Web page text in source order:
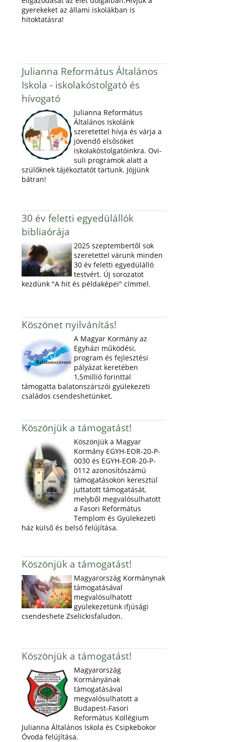
gyerekeket az állami iskolákban is
hitoktatásra!
Julianna Református Általános
Iskola - iskolakóstolgató és
hívogató
Julianna Református
Általános Iskolánk
szeretettel hívja és várja a
jövendő elsősöket
iskolakóstolgatóinkra. Ovi-
suli programok alatt a
szülőknek tájékoztatót tartunk. Jöjjünk
bátran!
30 év feletti egyedülállók
bibliaórája
2025 szeptembertől sok
szeretettel várunk minden
30 év feletti egyedülálló
testvért. Új sorozatot
kezdünk "A hit és példaképei" címmel.
Köszönet nyilvánítás!
A Magyar Kormány az
Egyházi működési,
program és fejlesztési
pályázat keretében
1,5millió forinttal
támogatta balatonszárszói gyülekezeti
családos csendeshetünket.
Köszönjük a támogatást!
Köszönjük a Magyar
Kormány EGYH-EOR-20-P-
0030 és EGYH-EOR-20-P-
0112 azonosítószámú
támogatásokon keresztül
juttatott támogatását,
melyből megvalósulhatott
a Fasori Református
Templom és Gyülekezeti
ház külső és belső felújítása.
Köszönjük a támogatást!
Magyarország Kormánynak
támogatásával
megvalósulhatott
gyülekezetünk ifjúsági
csendeshete Zselickisfaludon.
Köszönjük a támogatást!
Magyarország
Kormányának
támogatásával
megvalósulhatott a
Budapest-Fasori
Református Kollégium
Julianna Általános Iskola és Csipkebokor
Óvoda felújítása.